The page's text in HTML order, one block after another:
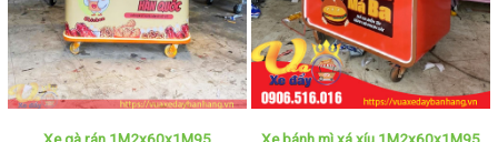
Xe gà rán 1M2x60x1M95 Xe bánh mì xá xíu 1M2x60x1M95